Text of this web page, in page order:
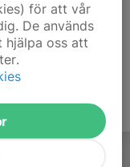
för att vår
De används
hjälpa oss att